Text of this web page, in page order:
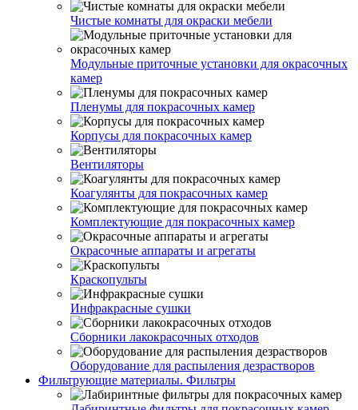
Чистые комнаты для окраски мебели
Модульные приточные установки для окрасочных
камер
Пленумы для покрасочных камер
Корпусы для покрасочных камер
Вентиляторы
Коагулянты для покрасочных камер
Комплектующие для покрасочных камер
Окрасочные аппараты и агрегаты
Краскопульты
Инфракрасные сушки
Сборники лакокрасочных отходов
Оборудование для распыления дезрастворов
Фильтрующие материалы. Фильтры